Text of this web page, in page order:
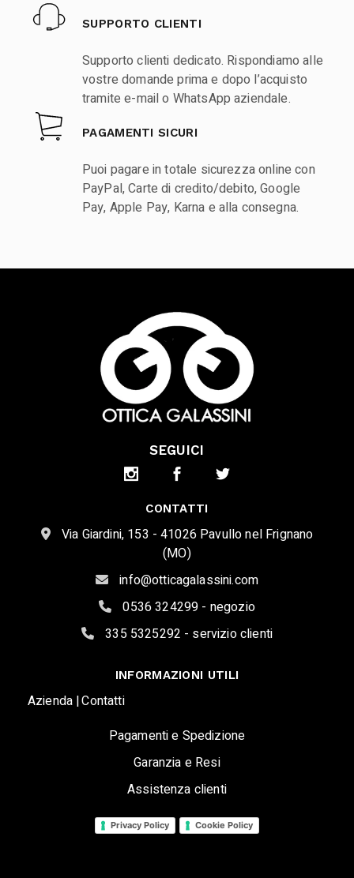
SUPPORTO CLIENTI
Supporto clienti dedicato. Rispondiamo alle
vostre domande prima e dopo l’acquisto
tramite e-mail o WhatsApp aziendale.
PAGAMENTI SICURI
Puoi pagare in totale sicurezza online con
PayPal, Carte di credito/debito, Google
Pay, Apple Pay, Karna e alla consegna.
SEGUICI
CONTATTI
Via Giardini, 153 - 41026 Pavullo nel Frignano
(MO)
info@otticagalassini.com
0536 324299 - negozio
335 5325292 - servizio clienti
INFORMAZIONI UTILI
Azienda |Contatti
Pagamenti e Spedizione
Garanzia e Resi
Assistenza clienti
Privacy Policy Cookie Policy